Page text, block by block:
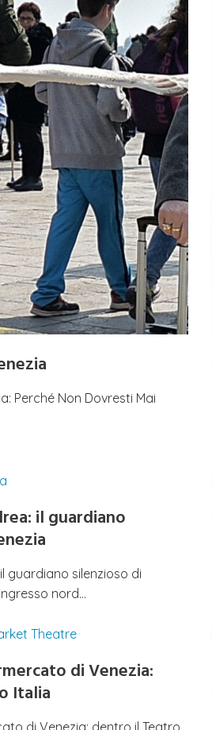
Perché Non Dovresti Mai
il guardiano
guardiano silenzioso di
nord…
di Venezia:
Italia
di Venezia: dentro il Teatro